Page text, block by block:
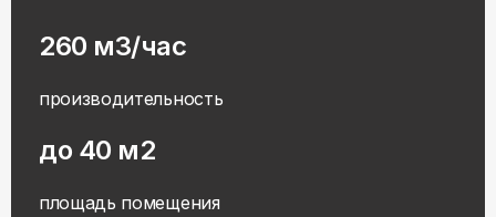
260 м3/час
производительность
до 40 м2
площадь помещения